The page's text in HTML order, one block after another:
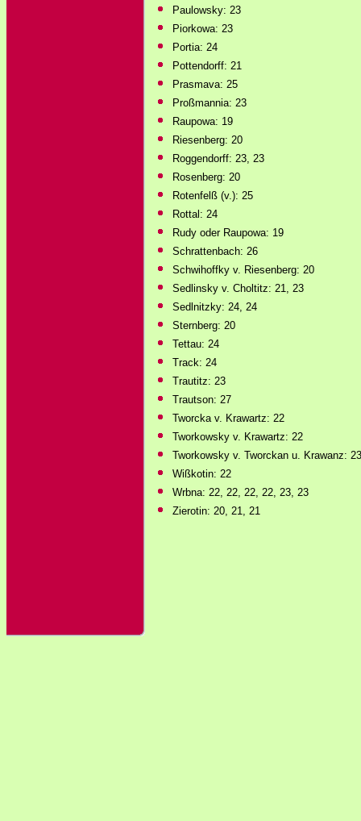
Paulowsky: 23
Piorkowa: 23
Portia: 24
Pottendorff: 21
Prasmava: 25
Proßmannia: 23
Raupowa: 19
Riesenberg: 20
Roggendorff: 23, 23
Rosenberg: 20
Rotenfelß (v.): 25
Rottal: 24
Rudy oder Raupowa: 19
Schrattenbach: 26
Schwihoffky v. Riesenberg: 20
Sedlinsky v. Choltitz: 21, 23
Sedlnitzky: 24, 24
Sternberg: 20
Tettau: 24
Track: 24
Trautitz: 23
Trautson: 27
Tworcka v. Krawartz: 22
Tworkowsky v. Krawartz: 22
Tworkowsky v. Tworckan u. Krawanz: 23
Wißkotin: 22
Wrbna: 22, 22, 22, 22, 23, 23
Zierotin: 20, 21, 21